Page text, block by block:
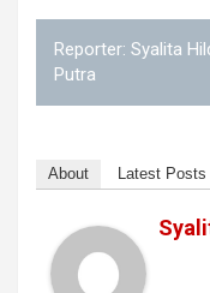
Reporter: Syalita
Putra
About Latest Posts